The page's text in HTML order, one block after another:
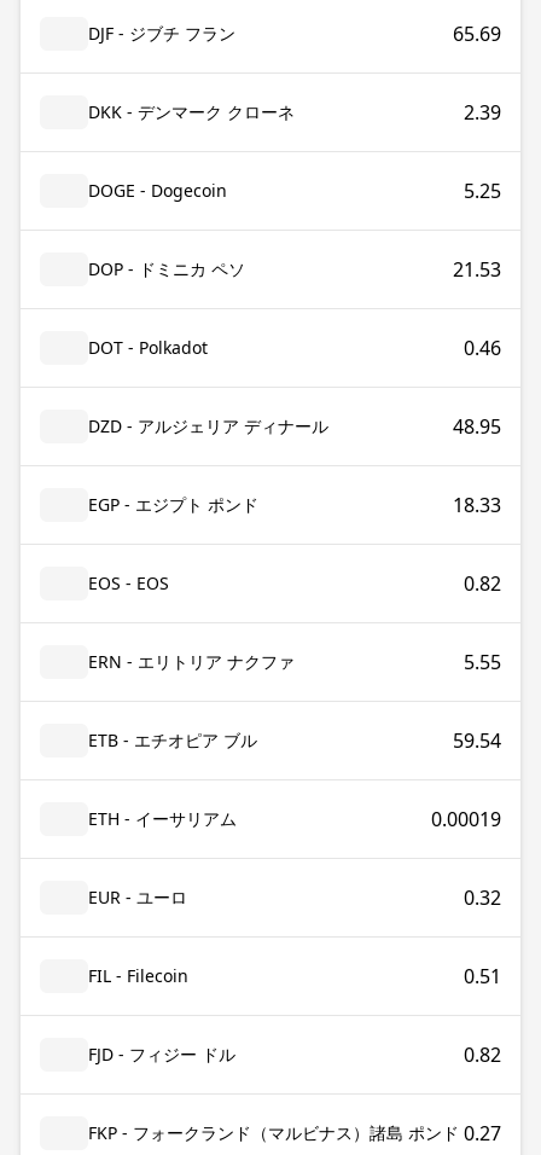
DJF - ジブチ フラン 65.69
DKK - デンマーク クローネ 2.39
DOGE - Dogecoin 5.25
DOP - ドミニカ ペソ 21.53
DOT - Polkadot 0.46
DZD - アルジェリア ディナール 48.95
EGP - エジプト ポンド 18.33
EOS - EOS 0.82
ERN - エリトリア ナクファ 5.55
ETB - エチオピア ブル 59.54
ETH - イーサリアム 0.00019
EUR - ユーロ 0.32
FIL - Filecoin 0.51
FJD - フィジー ドル 0.82
FKP - フォークランド（マルビナス）諸島 ポンド 0.27